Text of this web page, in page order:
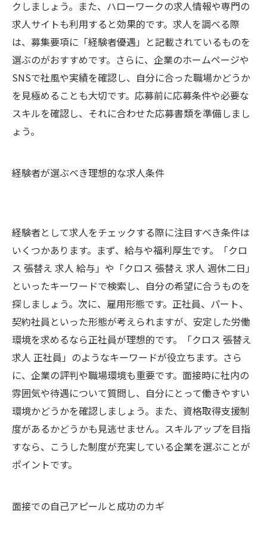
クしましょう。また、ハローワークの求人情報や専門の
求人サイトも利用すると効果的です。求人を調べる際
は、募集要項に「経験者優遇」と記載されているものを
選ぶのがおすすめです。さらに、企業のホームページや
SNSで社風や実績を確認し、自分に合った職場かどうか
を見極めることも大切です。応募前に応募条件や必要な
スキルを確認し、それに合わせた応募書類を準備しまし
ょう。
経験者が選ぶべき理想的な求人条件
経験者として求人をチェックする際に注目すべき条件は
いくつかあります。まず、給与や福利厚生です。「クロ
ス 張替え 求人 給与」や「クロス 張替え 求人 週休二日」
といったキーワードで検索し、自分の希望に合うものを
探しましょう。次に、雇用形態です。正社員、パート、
契約社員といった形態が考えられますが、安定した労働
環境を求めるなら正社員が理想的です。「クロス 張替え
求人 正社員」のようなキーワードが役立ちます。さら
に、企業の評判や職場環境も重要です。面接時に社内の
雰囲気や待遇について質問し、自分にとって働きやすい
環境かどうかを確認しましょう。また、資格取得支援制
度があるかどうかも見逃せません。スキルアップを目指
すなら、こうした制度が充実している企業を選ぶことが
ポイントです。
面接での自己アピールと成功のカギ